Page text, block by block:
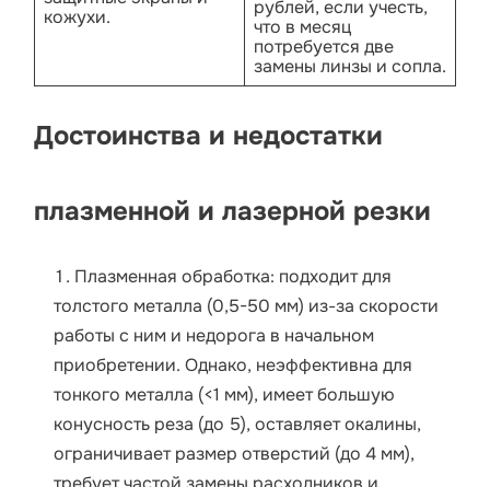
кожухи.
рублей, если учесть,
что в месяц
потребуется две
замены линзы и сопла.
Достоинства и недостатки
плазменной и лазерной резки
Плазменная обработка: подходит для
толстого металла (0,5-50 мм) из-за скорости
работы с ним и недорога в начальном
приобретении. Однако, неэффективна для
тонкого металла (<1 мм), имеет большую
конусность реза (до 5), оставляет окалины,
ограничивает размер отверстий (до 4 мм),